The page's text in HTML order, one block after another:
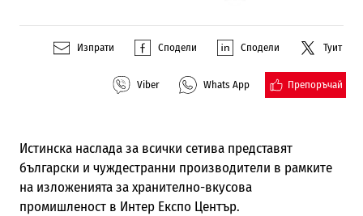
Изпрати Сподели Сподели Туит
Viber Whats App Препоръчай
Истинска наслада за всички сетива представят
български и чуждестранни производители в рамките
на изложенията за хранително-вкусова
промишленост в Интер Експо Център.